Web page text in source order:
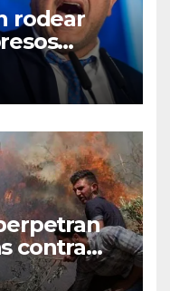
rodear
contra
en